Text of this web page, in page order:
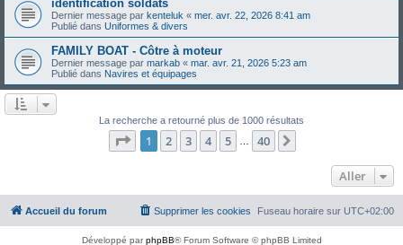
identification soldats
Dernier message par kenteluk « mer. avr. 22, 2026 8:41 am
Publié dans Uniformes & divers
FAMILY BOAT - Côtre à moteur
Dernier message par markab « mar. avr. 21, 2026 5:23 am
Publié dans Navires et équipages
La recherche a retourné plus de 1000 résultats
Page 1sur40
1 2 3 4 5 40
Aller
Accueil du forum Fuseau horaire sur UTC+02:00
Supprimer les cookies
Développé parphpBB® Forum Software © phpBB Limited